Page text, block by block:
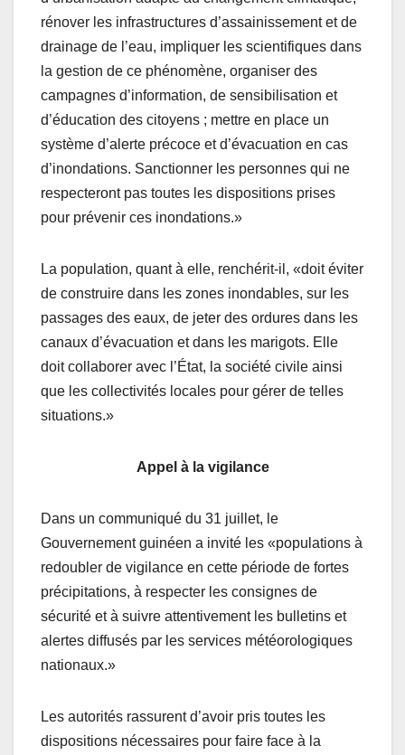
rénover les infrastructures d’assainissement et de
drainage de l’eau, impliquer les scientifiques dans
la gestion de ce phénomène, organiser des
campagnes d’information, de sensibilisation et
d’éducation des citoyens ; mettre en place un
système d’alerte précoce et d’évacuation en cas
d’inondations. Sanctionner les personnes qui ne
respecteront pas toutes les dispositions prises
pour prévenir ces inondations.»
La population, quant à elle, renchérit-il, «doit éviter
de construire dans les zones inondables, sur les
passages des eaux, de jeter des ordures dans les
canaux d’évacuation et dans les marigots. Elle
doit collaborer avec l’État, la société civile ainsi
que les collectivités locales pour gérer de telles
situations.»
Appel à la vigilance
Dans un communiqué du 31 juillet, le
Gouvernement guinéen a invité les «populations à
redoubler de vigilance en cette période de fortes
précipitations, à respecter les consignes de
sécurité et à suivre attentivement les bulletins et
alertes diffusés par les services météorologiques
nationaux.»
Les autorités rassurent d’avoir pris toutes les
dispositions nécessaires pour faire face à la